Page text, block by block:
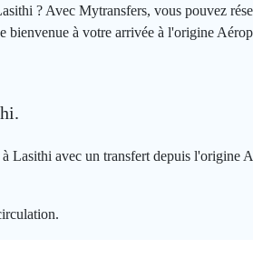
? Avec Mytransfers, vous pouvez
à votre arrivée à l'origine
Lasithi avec un transfert depuis l'origine